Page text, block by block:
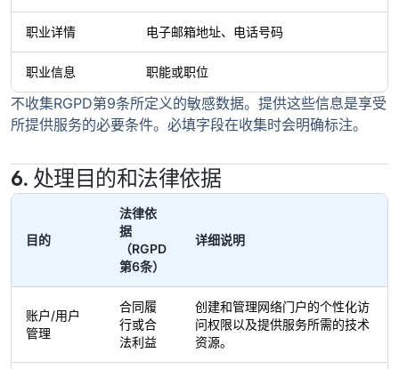
职业详情 电子邮箱地址、电话号码
职业信息 职能或职位
不收集RGPD第9条所定义的敏感数据。提供这些信息是享受
所提供服务的必要条件。必填字段在收集时会明确标注。
6. 处理目的和法律依据
目的
法律依
据
（RGPD
第6条）
详细说明
账户/用户
管理
合同履
行或合
法利益
创建和管理网络门户的个性化访
问权限以及提供服务所需的技术
资源。